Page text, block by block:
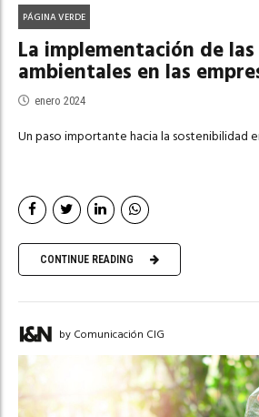
PÁGINA VERDE
La implementación de
ambientales en las
enero 2024
Un paso importante hacia la sostenibilidad
CONTINUE READING
by Comunicación CIG